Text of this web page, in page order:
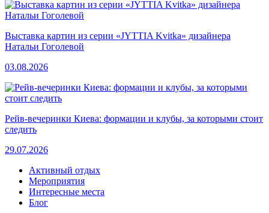
Выставка картин из серии «JYTTIA Kvitka» дизайнера
Натальи Гоголевой
03.08.2026
Рейв-вечеринки Киева: формации и клубы, за которыми стоит
следить
29.07.2026
Активный отдых
Мероприятия
Интересные места
Блог